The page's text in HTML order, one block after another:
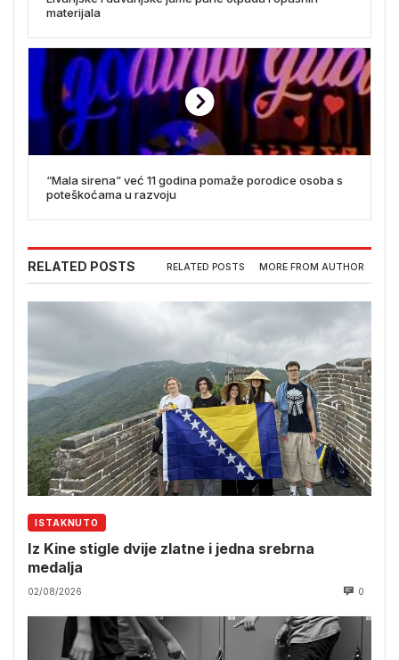
materijala
“Mala sirena” već 11 godina pomaže porodice osoba s
poteškoćama u razvoju
RELATED POSTS RELATED POSTS MORE FROM AUTHOR
ISTAKNUTO
Iz Kine stigle dvije zlatne i jedna srebrna
medalja
02/08/2026 0